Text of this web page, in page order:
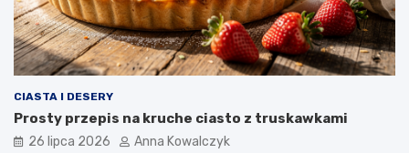
CIASTA I DESERY
Prosty przepis na kruche ciasto z truskawkami
26 lipca 2026 Anna Kowalczyk